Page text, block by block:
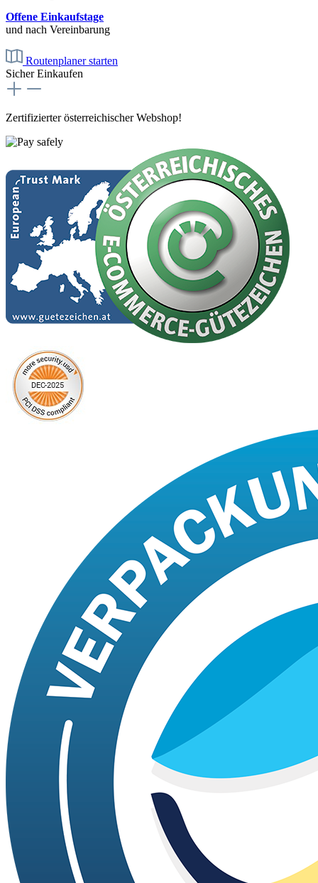
Offene Einkaufstage
und nach Vereinbarung
Routenplaner starten
Sicher Einkaufen
Zertifizierter österreichischer Webshop!